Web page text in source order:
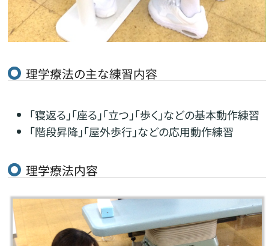
理学療法の主な練習内容
「寝返る」「座る」「立つ」「歩く」などの基本動作練習
「階段昇降」「屋外歩行」などの応用動作練習
理学療法内容